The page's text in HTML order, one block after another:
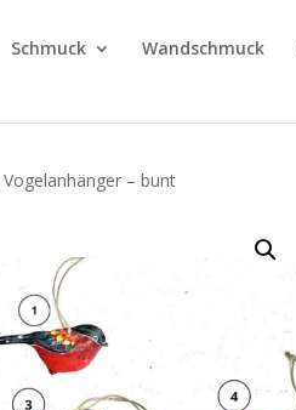
Schmuck Wandschmuck
– bunt